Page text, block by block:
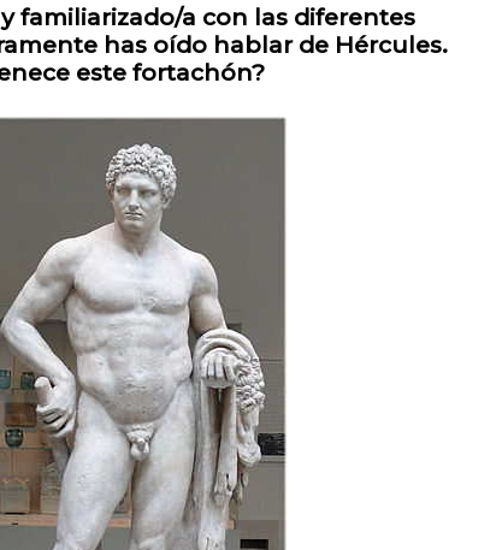
familiarizado/a con las diferentes
has oído hablar de Hércules.
este fortachón?